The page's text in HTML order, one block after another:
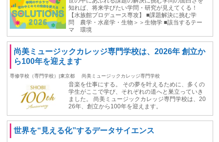
知れば、将来学びたい学問・研究が見えてくる！
【水族館プロデュース専攻】 ■課題解決に挑む学
問 農学・水産学・生物＞＞生物学 ■該当するテー
マ 環境
尚美ミュージックカレッジ専門学校は、2026年 創立か
ら100年を迎えます
専修学校（専門学校）|東京都 尚美ミュージックカレッジ専門学校
音楽を仕事にする。 その夢を叶えるために、多くの
学生がここで学び、それぞれの道へと巣立っていき
ました。 尚美ミュージックカレッジ専門学校は、20
26年、創立から100年を迎えます。
世界を“見える化”するデータサイエンス